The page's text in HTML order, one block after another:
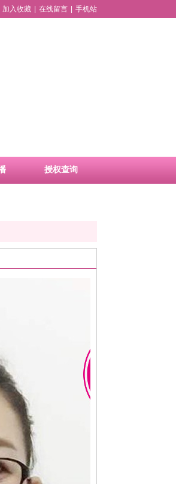
加入收藏 在线留言 手机站
授权查询